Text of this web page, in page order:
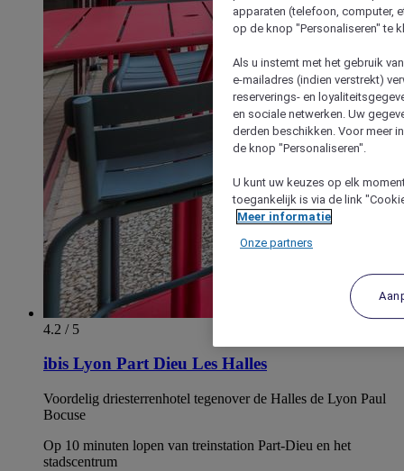
4.2 / 5
ibis Lyon Part Dieu Les Halles
Voordelig driesterrenhotel tegenover de Halles de Lyon Paul
Bocuse
Op 10 minuten lopen van treinstation Part-Dieu en het
stadscentrum
apparaten (telefoon, computer,
op de knop "Personaliseren" te
Als u instemt met het gebruik
e-mailadres (indien verstrekt)
reserverings- en
en sociale netwerken. Uw
derden beschikken. Voor meer
de knop "Personaliseren".
U kunt uw keuzes op elk
toegankelijk is via de link
Meer informatie
Onze partners